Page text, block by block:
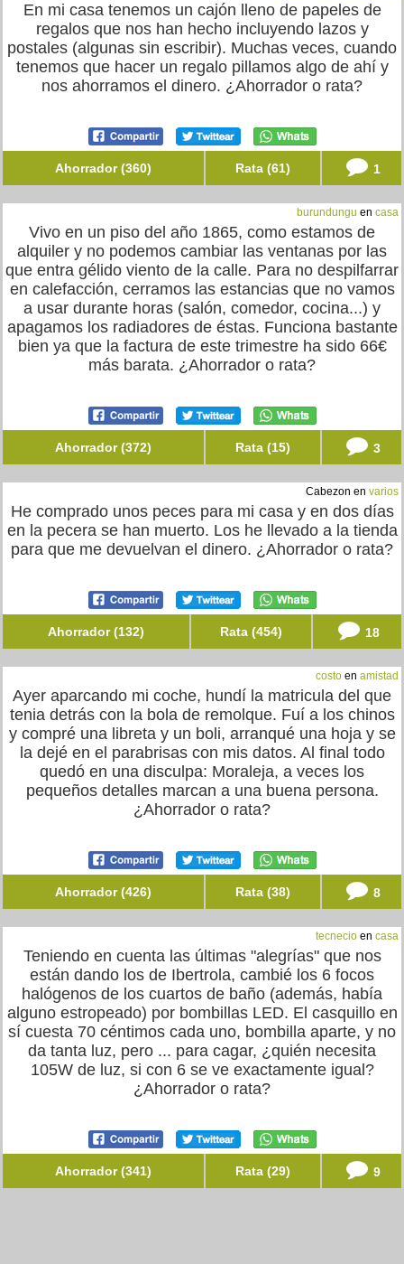
En mi casa tenemos un cajón lleno de papeles de
regalos que nos han hecho incluyendo lazos y
postales (algunas sin escribir). Muchas veces, cuando
tenemos que hacer un regalo pillamos algo de ahí y
nos ahorramos el dinero. ¿Ahorrador o rata?
Ahorrador (360) Rata (61) 1
burundungu en casa
Vivo en un piso del año 1865, como estamos de
alquiler y no podemos cambiar las ventanas por las
que entra gélido viento de la calle. Para no despilfarrar
en calefacción, cerramos las estancias que no vamos
a usar durante horas (salón, comedor, cocina...) y
apagamos los radiadores de éstas. Funciona bastante
bien ya que la factura de este trimestre ha sido 66€
más barata. ¿Ahorrador o rata?
Ahorrador (372) Rata (15) 3
Cabezon en varios
He comprado unos peces para mi casa y en dos días
en la pecera se han muerto. Los he llevado a la tienda
para que me devuelvan el dinero. ¿Ahorrador o rata?
Ahorrador (132) Rata (454) 18
costo en amistad
Ayer aparcando mi coche, hundí la matricula del que
tenia detrás con la bola de remolque. Fuí a los chinos
y compré una libreta y un boli, arranqué una hoja y se
la dejé en el parabrisas con mis datos. Al final todo
quedó en una disculpa: Moraleja, a veces los
pequeños detalles marcan a una buena persona.
¿Ahorrador o rata?
Ahorrador (426) Rata (38) 8
tecnecio en casa
Teniendo en cuenta las últimas "alegrías" que nos
están dando los de Ibertrola, cambié los 6 focos
halógenos de los cuartos de baño (además, había
alguno estropeado) por bombillas LED. El casquillo en
sí cuesta 70 céntimos cada uno, bombilla aparte, y no
da tanta luz, pero ... para cagar, ¿quién necesita
105W de luz, si con 6 se ve exactamente igual?
¿Ahorrador o rata?
Ahorrador (341) Rata (29) 9